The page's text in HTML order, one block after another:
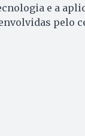
e a
pelo